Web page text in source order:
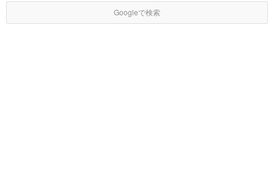
Googleで検索